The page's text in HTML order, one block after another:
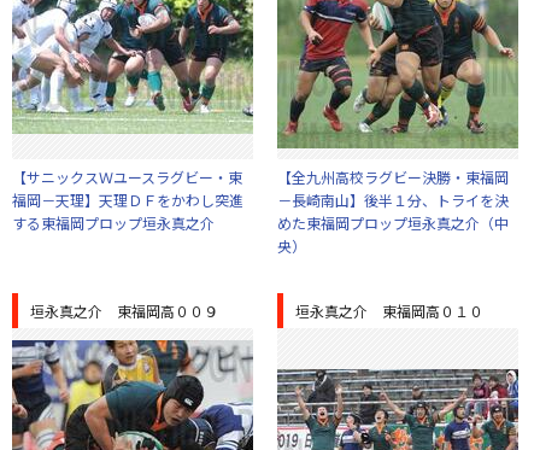
【サニックスＷユースラグビー・東
福岡－天理】天理ＤＦをかわし突進
する東福岡プロップ垣永真之介
【全九州高校ラグビー決勝・東福岡
－長崎南山】後半１分、トライを決
めた東福岡プロップ垣永真之介（中
央）
垣永真之介 東福岡高００９ 垣永真之介 東福岡高０１０